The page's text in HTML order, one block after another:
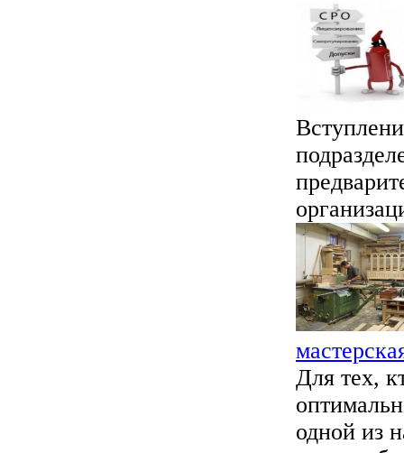
Для тех,
одной из